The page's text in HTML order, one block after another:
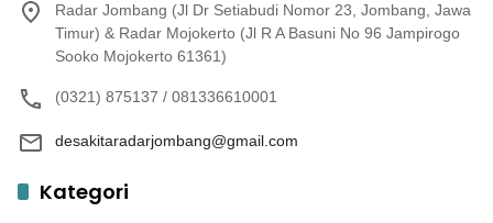
Radar Jombang (Jl Dr Setiabudi Nomor 23, Jombang, Jawa
Timur) & Radar Mojokerto (Jl R A Basuni No 96 Jampirogo
Sooko Mojokerto 61361)
(0321) 875137 / 081336610001
desakitaradarjombang@gmail.com
Kategori